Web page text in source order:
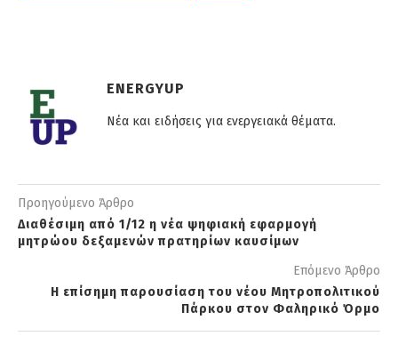
ENERGYUP
Νέα και ειδήσεις για ενεργειακά θέματα.
Προηγούμενο Άρθρο
Διαθέσιμη από 1/12 η νέα ψηφιακή εφαρμογή
μητρώου δεξαμενών πρατηρίων καυσίμων
Επόμενο Άρθρο
Η επίσημη παρουσίαση του νέου Μητροπολιτικού
Πάρκου στον Φαληρικό Όρμο